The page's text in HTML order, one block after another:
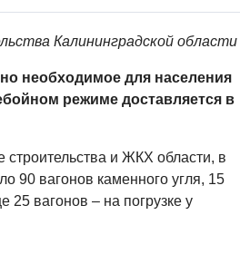
Калининградской области
необходимое для населения
режиме доставляется в
строительства и ЖКХ области, в
90 вагонов каменного угля, 15
25 вагонов – на погрузке у